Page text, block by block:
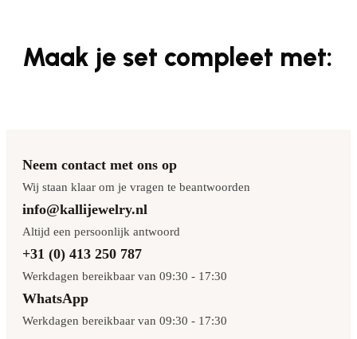
Maak je set compleet met:
Neem contact met ons op
Wij staan klaar om je vragen te beantwoorden
info@kallijewelry.nl
Altijd een persoonlijk antwoord
+31 (0) 413 250 787
Werkdagen bereikbaar van 09:30 - 17:30
WhatsApp
Werkdagen bereikbaar van 09:30 - 17:30